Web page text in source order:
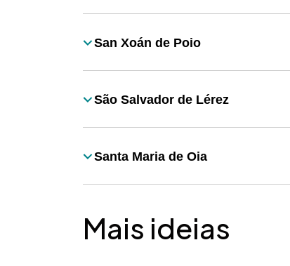
Título
San Xoán de Poio
Título
São Salvador de Lérez
Título
Santa Maria de Oia
Mais ideias